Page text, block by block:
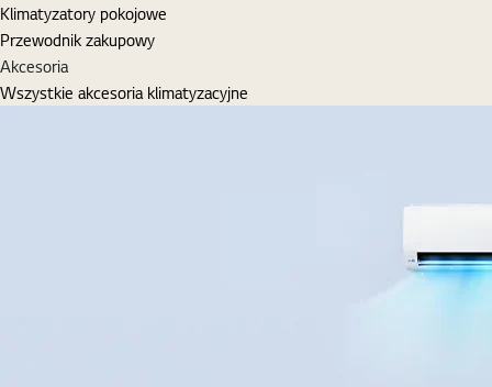
Klimatyzatory pokojowe
Przewodnik zakupowy
Akcesoria
Wszystkie akcesoria klimatyzacyjne